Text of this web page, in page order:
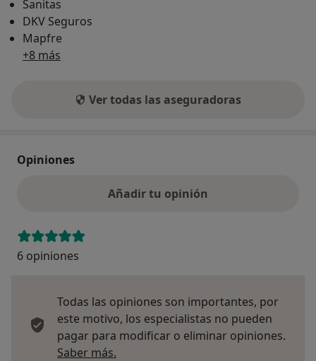
Sanitas
DKV Seguros
Mapfre
+8 más
Ver todas las aseguradoras
Opiniones
Añadir tu opinión
6 opiniones
Todas las opiniones son importantes, por
este motivo, los especialistas no pueden
pagar para modificar o eliminar opiniones.
Saber más.